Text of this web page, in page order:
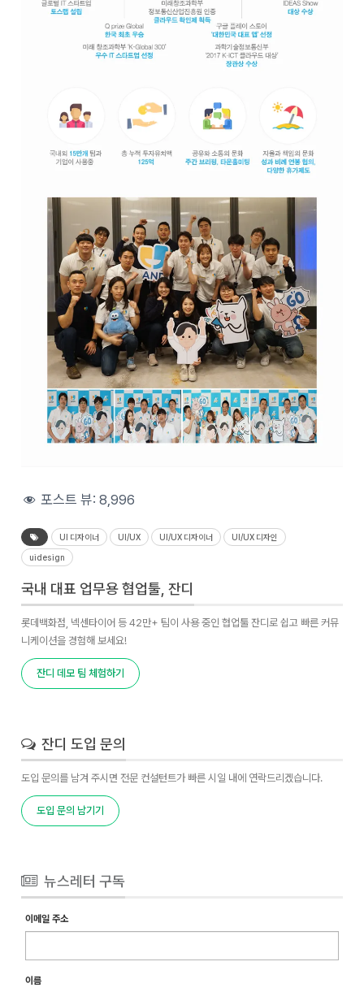
포스트 뷰:8,996
UI 디자이너 UI/UX UI/UX 디자이너 UI/UX 디자인
uidesign
국내 대표 업무용 협업툴, 잔디
롯데백화점, 넥센타이어 등 42만+ 팀이 사용 중인 협업툴 잔디로 쉽고 빠른 커뮤
니케이션을 경험해 보세요!
잔디 데모 팀 체험하기
잔디 도입 문의
도입 문의를 남겨 주시면 전문 컨설턴트가 빠른 시일 내에 연락드리겠습니다.
도입 문의 남기기
뉴스레터 구독
이메일 주소
이름